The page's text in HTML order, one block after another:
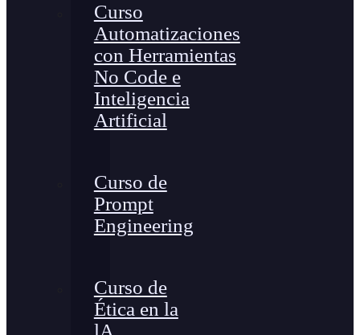
Curso
Automatizaciones
con Herramientas
No Code e
Inteligencia
Artificial
Curso de
Prompt
Engineering
Curso de
Ética en la
lA